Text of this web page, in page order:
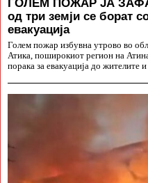
ГОЛЕМ ПОЖАР ЈА
од три земји се борат
евакуација
Голем пожар избувна утрово во
Атика, поширокиот регион на
порака за евакуација до жителите